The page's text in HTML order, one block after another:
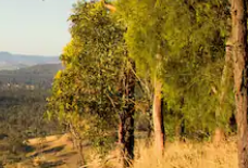
do teclado ou tocando e